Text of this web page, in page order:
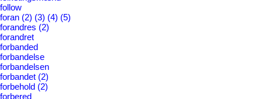
follow
foran (2) (3) (4) (5)
forandres (2)
forandret
forbanded
forbandelse
forbandelsen
forbandet (2)
forbehold (2)
forbered